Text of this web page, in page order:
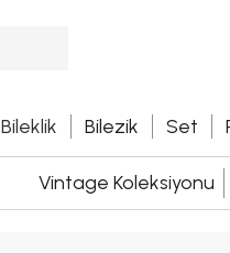
Bileklik Bilezik Set
Vintage Koleksiyonu